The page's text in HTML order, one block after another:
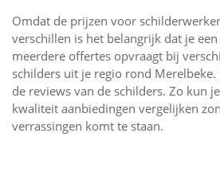
Omdat de prijzen voor
verschillen is het belangrijk dat je
meerdere offertes opvraagt bij
schilders uit je regio rond Merelbeke.
de reviews van de schilders. Zo kun
kwaliteit aanbiedingen vergelijken
verrassingen komt te staan.